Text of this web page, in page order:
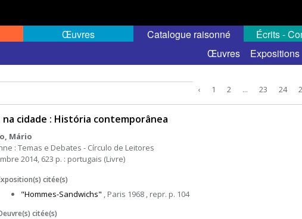
Œuvres
Catalogue raisonné
Œuvres
Expositions
Écrits -
‹ 1 2 ... 23 24
cidade : História contemporânea
Mário
: Temas e Debates - Círculo de Leitores
2014, 623 p. : portugais (Livre)
citée(s)
"Hommes-Sandwichs" , Paris 1968 , repr. p. 104
citée(s)